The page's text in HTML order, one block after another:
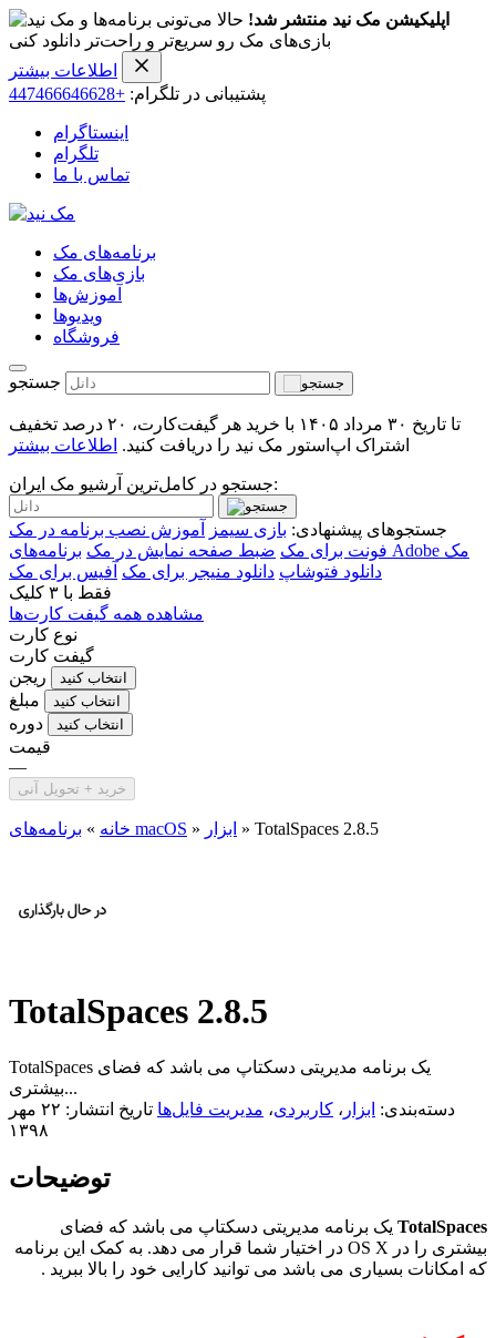
اپلیکیشن مک نید منتشر شد! حالا می‌تونی برنامه‌ها و
بازی‌های مک رو سریع‌تر و راحت‌تر دانلود کنی
اطلاعات بیشتر
پشتیبانی در تلگرام: +447466646628
اینستاگرام
تلگرام
تماس با ما
برنامه‌های مک
بازی‌های مک
آموزش‌ها
ویدیو‌ها
فروشگاه
جستجو
تا تاریخ ۳۰ مرداد ۱۴۰۵ با خرید هر گیفت‌کارت، ۲۰ درصد تخفیف
اشتراک اپ‌استور مک نید را دریافت کنید. اطلاعات بیشتر
جستجو در کامل‌ترین آرشیو مک ایران:
جستجوهای پیشنهادی: بازی سیمز
آموزش نصب برنامه در مک
فونت برای مک ضبط صفحه نمایش در مک
برنامه‌های Adobe مک
دانلود فتوشاپ دانلود منیجر برای مک آفیس برای مک
فقط با ۳ کلیک
مشاهده همه گیفت کارت‌ها
نوع کارت
گیفت کارت
ریجن
انتخاب کنید
مبلغ انتخاب کنید
دوره انتخاب کنید
قیمت
—
خرید + تحویل آنی
خانه » برنامه‌های macOS » ابزار » TotalSpaces 2.8.5
TotalSpaces 2.8.5
TotalSpaces یک برنامه مدیریتی دسکتاپ می باشد که فضای
بیشتری...
دسته‌بندی: ابزار ، کاربردی، مدیریت فایل‌ها
تاریخ انتشار: ۲۲ مهر
۱۳۹۸
توضیحات
TotalSpaces یک برنامه مدیریتی دسکتاپ می باشد که فضای
بیشتری را در OS X در اختیار شما قرار می دهد. به کمک این برنامه
که امکانات بسیاری می باشد می توانید کارایی خود را بالا ببرید .